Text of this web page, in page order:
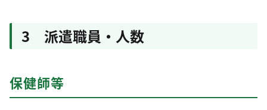
3 派遣職員・人数
保健師等